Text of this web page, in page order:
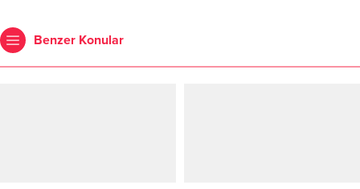
Benzer Konular